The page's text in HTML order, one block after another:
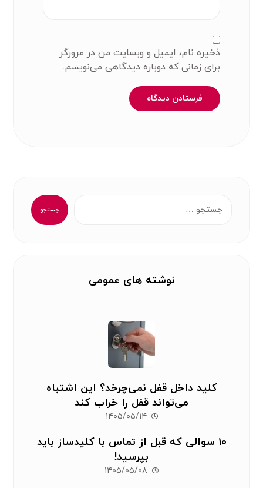
ذخیره نام، ایمیل و وبسایت من در مرورگر
برای زمانی که دوباره دیدگاهی می‌نویسم.
فرستادن دیدگاه
جستجو
نوشته های عمومی
کلید داخل قفل نمی‌چرخد؟ این اشتباه
می‌تواند قفل را خراب کند
۱۴۰۵/۰۵/۱۴
۱۰ سوالی که قبل از تماس با کلیدساز باید
بپرسید!
۱۴۰۵/۰۵/۰۸